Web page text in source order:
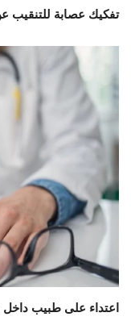
تفكيك عصابة للتنقيب عن
اعتداء على طبيب